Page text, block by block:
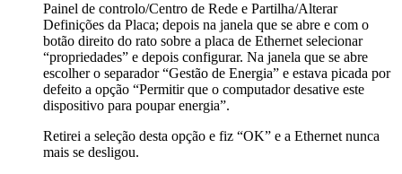
Painel de controlo/Centro de Rede e Partilha/Alterar
Definições da Placa; depois na janela que se abre e com o
botão direito do rato sobre a placa de Ethernet selecionar
“propriedades” e depois configurar. Na janela que se abre
escolher o separador “Gestão de Energia” e estava picada por
defeito a opção “Permitir que o computador desative este
dispositivo para poupar energia”.
Retirei a seleção desta opção e fiz “OK” e a Ethernet nunca
mais se desligou.